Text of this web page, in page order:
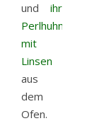
und ihr
Perlhuhn
mit
Linsen
aus
dem
Ofen.